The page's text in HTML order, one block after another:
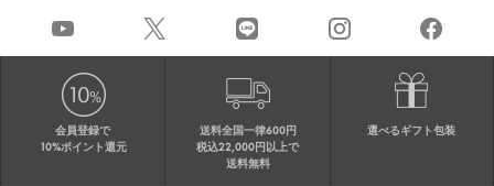
会員登録で
10%ポイント還元
送料全国一律600円
税込22,000円以上で
送料無料
選べるギフト包装